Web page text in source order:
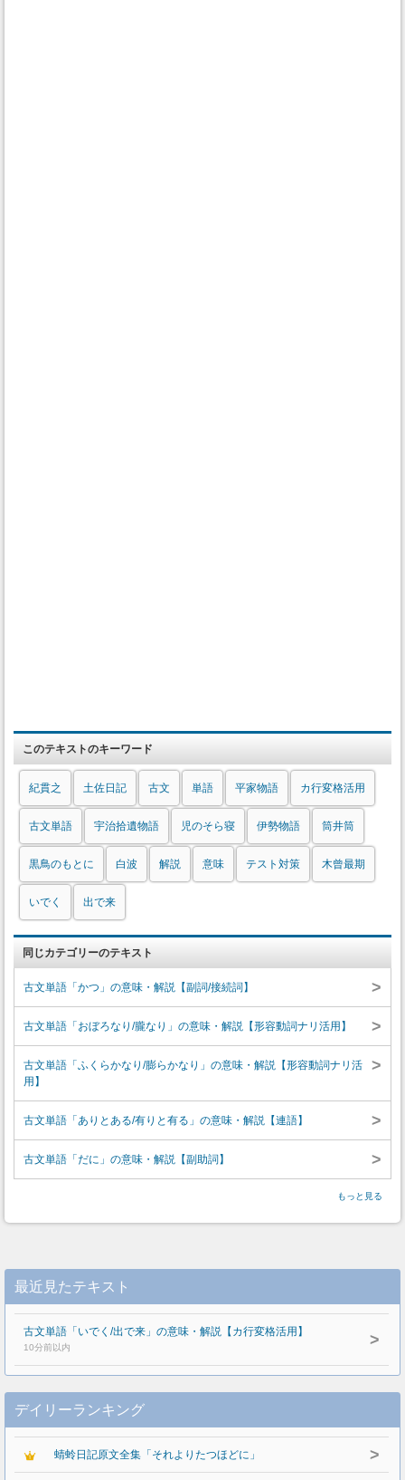
このテキストのキーワード
紀貫之 土佐日記 古文 単語 平家物語 カ行変格活用
古文単語 宇治拾遺物語 児のそら寝 伊勢物語 筒井筒
黒鳥のもとに 白波 解説 意味 テスト対策 木曾最期
いでく 出で来
同じカテゴリーのテキスト
古文単語「かつ」の意味・解説【副詞/接続詞】 >
古文単語「おぼろなり/朧なり」の意味・解説【形容動詞ナリ活用】 >
古文単語「ふくらかなり/膨らかなり」の意味・解説【形容動詞ナリ活
用】
>
古文単語「ありとある/有りと有る」の意味・解説【連語】 >
古文単語「だに」の意味・解説【副助詞】 >
もっと見る
最近見たテキスト
古文単語「いでく/出で来」の意味・解説【カ行変格活用】
10分前以内 >
デイリーランキング
蜻蛉日記原文全集「それよりたつほどに」 >